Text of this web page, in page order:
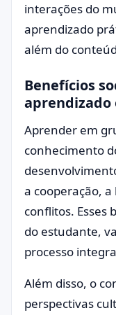
interações do
aprendizado
além do
Benefícios
aprendizado
Aprender em
conhecimento
a cooperação,
conflitos. Esses
do estudante,
processo
Além disso, o
perspectivas